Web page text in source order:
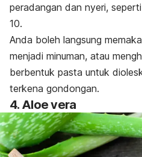
peradangan dan nyeri, seperti
10.
Anda boleh langsung
menjadi minuman, atau
berbentuk pasta untuk
terkena gondongan.
4. Aloe vera